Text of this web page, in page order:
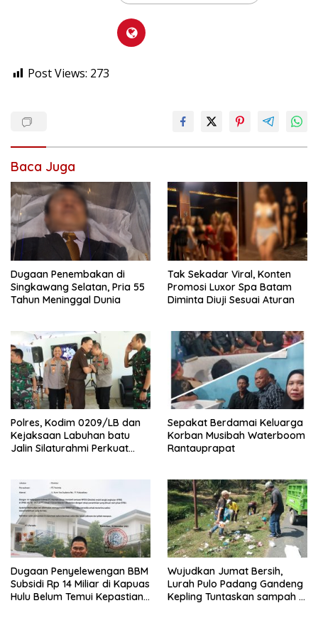
Post Views: 273
Baca Juga
Dugaan Penembakan di
Singkawang Selatan, Pria 55
Tahun Meninggal Dunia
Tak Sekadar Viral, Konten
Promosi Luxor Spa Batam
Diminta Diuji Sesuai Aturan
Polres, Kodim 0209/LB dan
Kejaksaan Labuhan batu
Jalin Silaturahmi Perkuat
Sepakat Berdamai Keluarga
Korban Musibah Waterboom
Rantauprapat
Dugaan Penyelewengan BBM
Subsidi Rp 14 Miliar di Kapuas
Hulu Belum Temui Kepastian
Wujudkan Jumat Bersih,
Lurah Pulo Padang Gandeng
Kepling Tuntaskan sampah di